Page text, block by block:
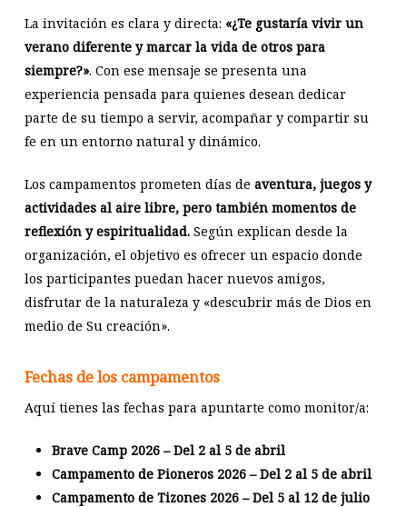
La invitación es clara y directa: «¿Te gustaría vivir un
verano diferente y marcar la vida de otros para
siempre?». Con ese mensaje se presenta una
experiencia pensada para quienes desean dedicar
parte de su tiempo a servir, acompañar y compartir su
fe en un entorno natural y dinámico.
Los campamentos prometen días de aventura, juegos y
actividades al aire libre, pero también momentos de
reflexión y espiritualidad.Según explican desde la
organización, el objetivo es ofrecer un espacio donde
los participantes puedan hacer nuevos amigos,
disfrutar de la naturaleza y «descubrir más de Dios en
medio de Su creación».
Fechas de los campamentos
Aquí tienes las fechas para apuntarte como monitor/a:
Brave Camp 2026 – Del 2 al 5 de abril
Campamento de Pioneros 2026 – Del 2 al 5 de abril
Campamento de Tizones 2026 – Del 5 al 12 de julio